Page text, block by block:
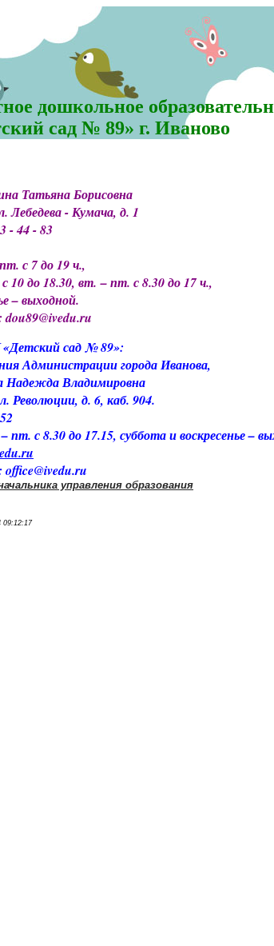
дошкольное
сад № 89» г. Иваново
Татьяна Борисовна
Лебедева - Кумача, д. 1
- 44 - 83
с 7 до 19 ч.,
10 до 18.30, вт. – пт. с 8.30 до 17 ч.,
– выходной.
сад № 89»:
Администрации города Иванова,
Надежда Владимировна
Революции, д. 6, каб. 904.
с 8.30 до 17.15, суббота и воскресенье –
управления образования
09:12:17